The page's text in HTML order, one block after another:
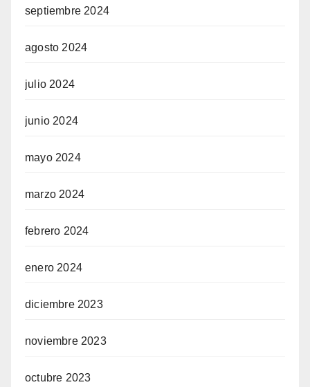
septiembre 2024
agosto 2024
julio 2024
junio 2024
mayo 2024
marzo 2024
febrero 2024
enero 2024
diciembre 2023
noviembre 2023
octubre 2023